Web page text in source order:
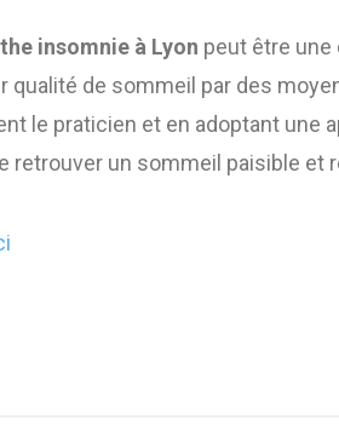
insomnie à Lyon peut être
qualité de sommeil par des
le praticien et en adoptant une
retrouver un sommeil paisible et